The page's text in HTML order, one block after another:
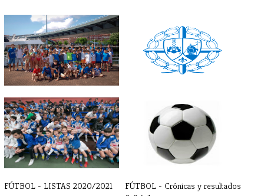
TORNEO BILBAO INDAUTXU
2022
LISTAS FÚTBOL INICIO
ENTRENAMIENTOS[...]
FÚTBOL - LISTAS 2020/2021
FÚTBOL - Crónicas y resultados